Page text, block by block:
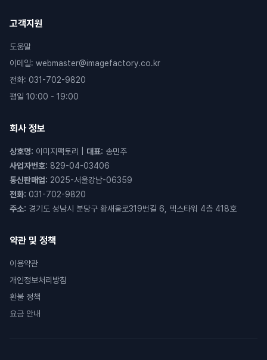
고객지원
도움말
이메일: webmaster@imagefactory.co.kr
전화: 031-702-9820
평일 10:00 - 19:00
회사 정보
상호명: 이미지팩토리 대표: 송민주
사업자번호: 829-04-03406
통신판매업: 2025-서울강남-06359
전화: 031-702-9820
주소: 경기도 성남시 분당구 황새울로319번길 6, 텍스타워 4층 418호
약관 및 정책
이용약관
개인정보처리방침
환불 정책
요금 안내